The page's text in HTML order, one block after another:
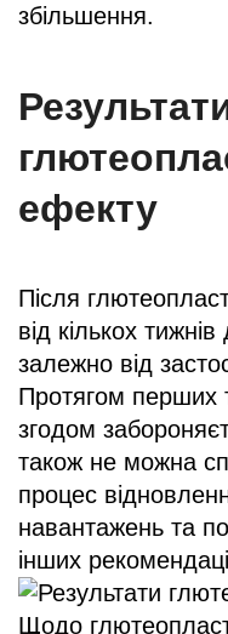
збільшення.
ефекту
Після
від кількох тижнів
залежно від
Протягом перших
згодом
також не можна
процес
навантажень та
інших
Щодо